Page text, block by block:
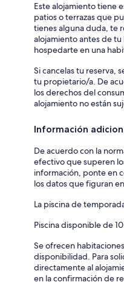
Este alojamiento tiene
patios o terrazas que
tienes alguna duda, te
alojamiento antes de
hospedarte en una
Si cancelas tu reserva,
tu propietario/a. De
los derechos del
alojamiento no están
Información
De acuerdo con la
efectivo que superen
información, ponte en
los datos que figuran
La piscina de
Piscina disponible de
Se ofrecen
disponibilidad. Para
directamente al
en la confirmación de